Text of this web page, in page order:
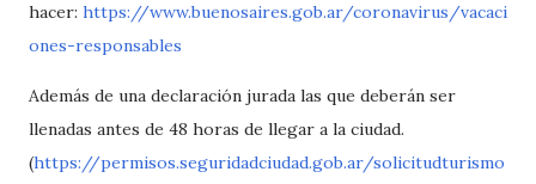
hacer: https://www.buenosaires.gob.ar/coronavirus/vacaci
ones-responsables
Además de una declaración jurada las que deberán ser
llenadas antes de 48 horas de llegar a la ciudad.
(https://permisos.seguridadciudad.gob.ar/solicitudturismo